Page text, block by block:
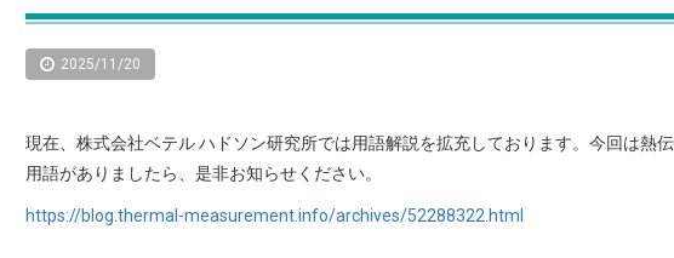
2025/11/20
現在、株式会社ベテル ハドソン研究所では用語解説を拡充しております。今回は熱
用語がありましたら、是非お知らせください。
https://blog.thermal-measurement.info/archives/52288322.html